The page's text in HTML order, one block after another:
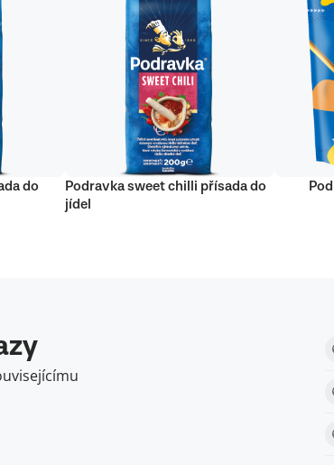
do
Podravka sweet chilli přísada do
jídel